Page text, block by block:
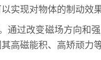
实现对物体的制动效果
过改变磁场方向和
高磁能积、高矫顽力